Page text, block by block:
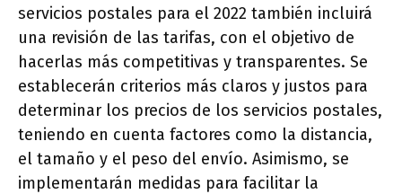
servicios postales para el 2022 también incluirá
una revisión de las tarifas, con el objetivo de
hacerlas más competitivas y transparentes. Se
establecerán criterios más claros y justos para
determinar los precios de los servicios postales,
teniendo en cuenta factores como la distancia,
el tamaño y el peso del envío. Asimismo, se
implementarán medidas para facilitar la